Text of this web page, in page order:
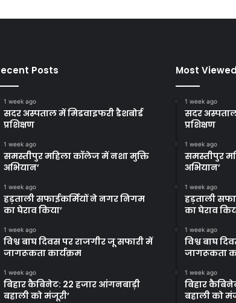
Posts
1 week ago
सदर अस्पताल में मिडवाइफरी डैशबोर्ड
प्रशिक्षण
1 week ago
समस्तीपुर महिला कॉलेज में नशा मुक्ति
अभियान’
1 week ago
हड़ताली सफाईकर्मियों ने नगर निगम
का घेराव किया’
1 week ago
विश्व बाघ दिवस पर राजगीर जू सफारी में
जागरूकता कार्यक्रम
1 week ago
बिहार कैबिनेट: 22 हजार आंगनबाड़ी
बहाली को मंजूरी’
Most
1 week ago
सदर
प्रशिक्षण
1 week ago
समस्तीपुर
अभियान’
1 week ago
हड़ताली
का घेराव
1 week ago
विश्व बाघ
जागरूकता
1 week ago
बिहार
बहाली को